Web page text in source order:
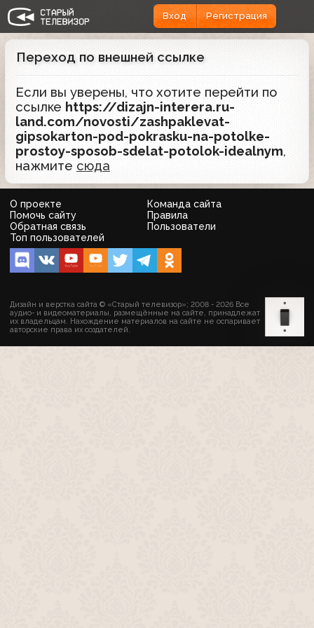
Вход Регистрация
Переход по внешней ссылке
Если вы уверены, что хотите перейти по
ссылке https://dizajn-interera.ru-
land.com/novosti/zashpaklevat-
gipsokarton-pod-pokrasku-na-potolke-
prostoy-sposob-sdelat-potolok-idealnym,
нажмите сюда
О проекте
Команда сайта
Помочь сайту
Правила
Обратная связь
Пользователи
Топ пользователей
Дизайн и верстка сайта © «Старый телевизор»; 2008 - 2026 Все
аудио- и видеоматериалы, размещённые на сайте, принадлежат
их владельцам. Нахождение материалов на сайте не оспаривает
авторские права их создателей.